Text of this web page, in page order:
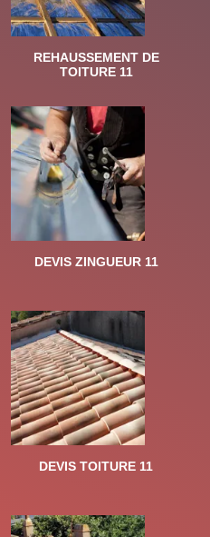
REHAUSSEMENT DE
TOITURE 11
DEVIS ZINGUEUR 11
DEVIS TOITURE 11